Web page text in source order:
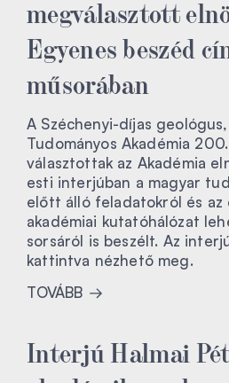
megválasztott
Egyenes beszéd
műsorában
A Széchenyi-díjas
Tudományos Akadémia
választottak az Akadémia
esti interjúban a magyar
előtt álló feladatokról és az
akadémiai kutatóhálózat
sorsáról is beszélt. Az
kattintva nézhető meg.
TOVÁBB
Interjú Halmai